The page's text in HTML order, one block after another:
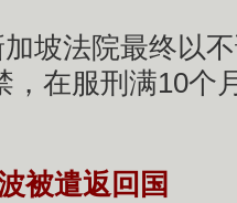
坡法院最终以
，在服刑满10个
被遣返回国